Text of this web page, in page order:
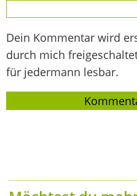
Dein Kommentar wird
durch mich
für jedermann lesbar.